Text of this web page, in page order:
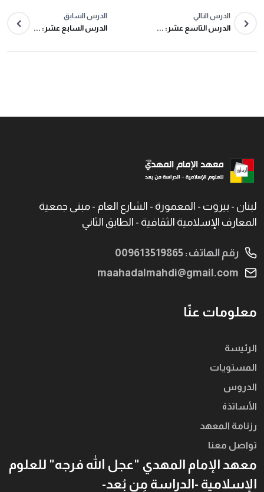
الدرس التالي
الدرس التاسع عشر: ...
الدرس السابق
الدرس السابع عشر: ...
لبنان - بيروت - المعمورة - الشارع العام - مبنى جمعية
المعارف الإسلامية الثقافية - الطابق الثاني
رقم الهاتف: 009613519865
maahadalmahdi@gmail.com
معلومات عنّا
الرئيسة
المستويات
الدروس
الأساتذة
رزنامة المعهد
تواصل معنا
معهد الإمام المهدي "عجل الله فرجه" للعلوم
الإسلامية -الدراسة مِن بُعد-